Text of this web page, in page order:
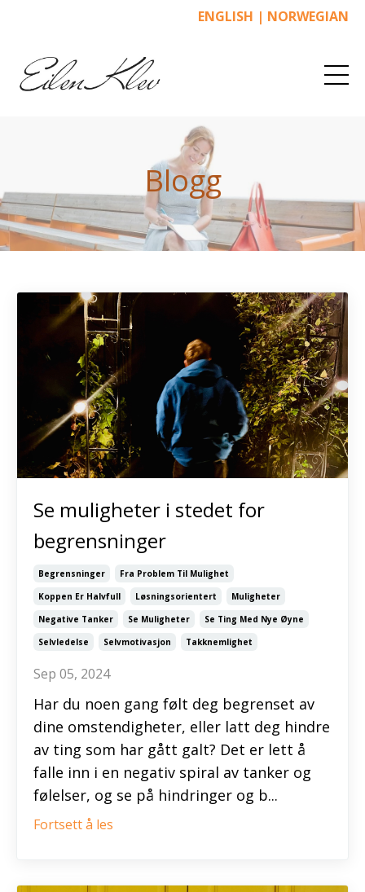
ENGLISH | NORWEGIAN
Blogg
Se muligheter i stedet for
begrensninger
Begrensninger
Fra Problem Til Mulighet
Koppen Er Halvfull
Løsningsorientert
Muligheter
Negative Tanker
Se Muligheter
Se Ting Med Nye Øyne
Selvledelse
Selvmotivasjon Takknemlighet
Sep 05, 2024
Har du noen gang følt deg begrenset av
dine omstendigheter, eller latt deg hindre
av ting som har gått galt? Det er lett å
falle inn i en negativ spiral av tanker og
følelser, og se på hindringer og b...
Fortsett å les